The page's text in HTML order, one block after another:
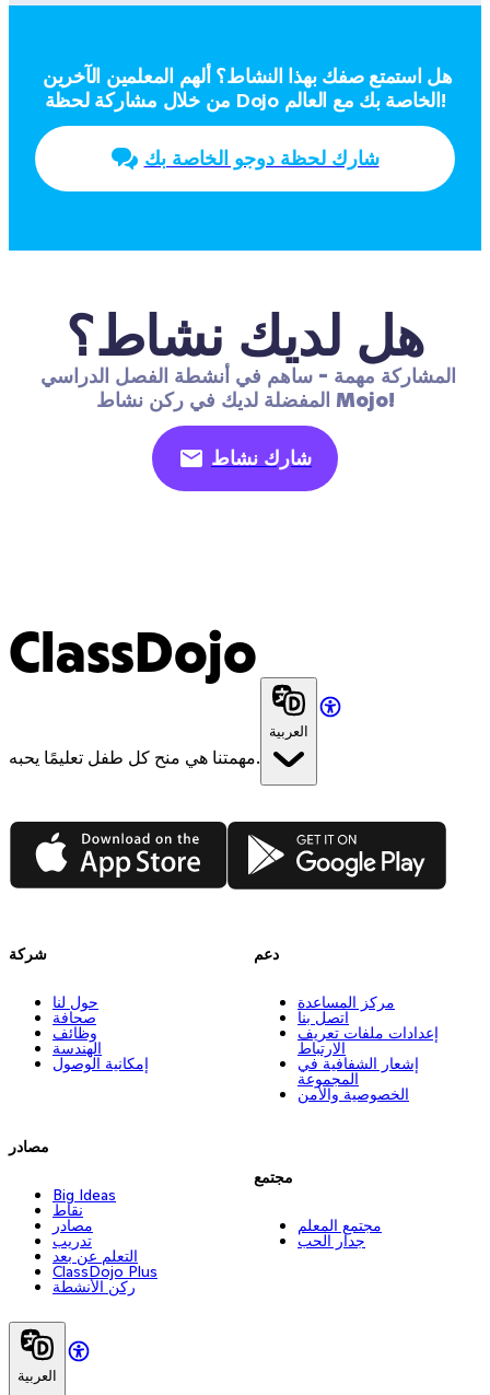
من خلال مشاركة لحظة Dojo الخاصة بك مع العالم!
شارك لحظة دوجو الخاصة بك
هل لديك نشاط؟
المفضلة لديك في ركن نشاط Mojo!
شارك نشاط
ClassDojo
مهمتنا هي منح كل طفل تعليمًا يحبه.
العربية
App Store Google Play
شركة
حول لنا
صحافة
وظائف
الهندسة
إمكانية الوصول
مصادر
Big Ideas
نقاط
مصادر
تدريب
التعلم عن بعد
ClassDojo Plus
ركن الأنشطة
دعم
مركز المساعدة
اتصل بنا
إعدادات ملفات تعريف
الارتباط
إشعار الشفافية في
المجموعة
الخصوصية والأمن
مجتمع
مجتمع المعلم
جدار الحب
العربية